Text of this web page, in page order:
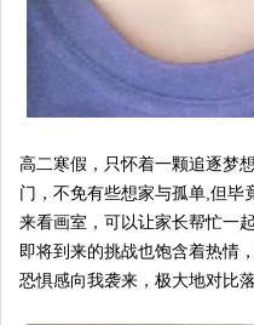
高二寒假，只怀着一颗追逐梦
门，不免有些想家与孤单,但毕
来看画室，可以让家长帮忙一
即将到来的挑战也饱含着热情
恐惧感向我袭来，极大地对比